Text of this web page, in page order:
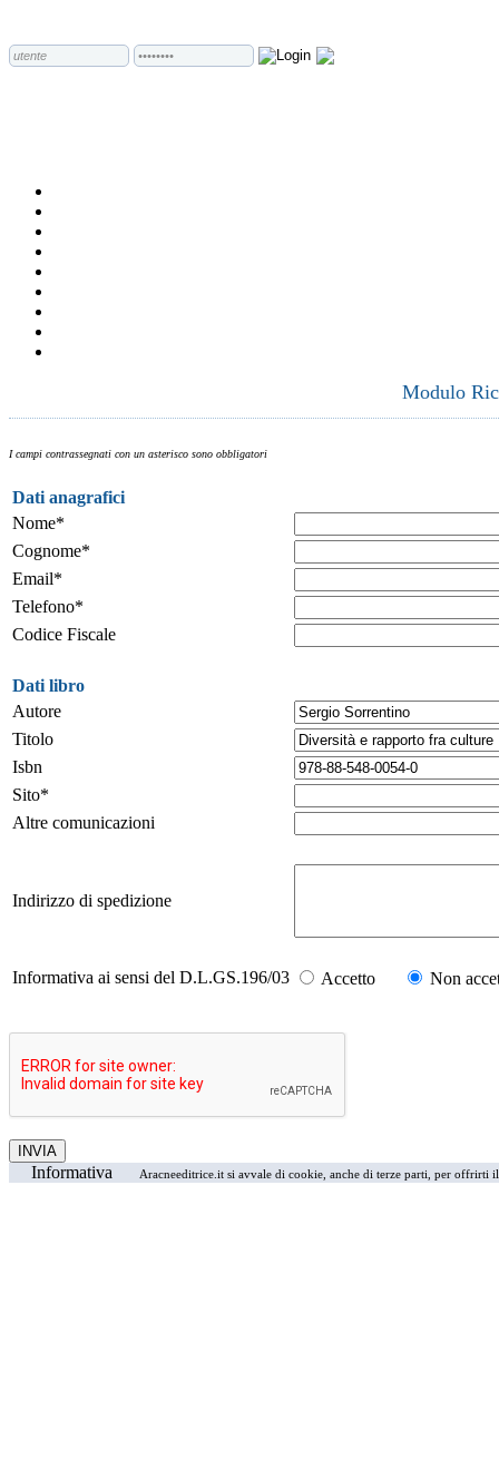
Modulo
I campi contrassegnati con un asterisco sono obbligatori
Dati anagrafici
Nome*
Cognome*
Email*
Telefono*
Codice Fiscale
Dati libro
Autore
Titolo
Isbn
Sito*
Altre comunicazioni
Indirizzo di spedizione
Informativa ai sensi del D.L.GS.196/03 Accetto Non
Informativa Aracneeditrice.it si avvale di cookie, anche di terze parti, per